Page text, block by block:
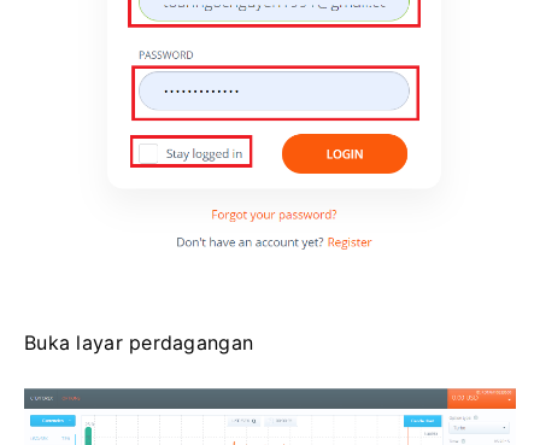
Buka layar perdagangan